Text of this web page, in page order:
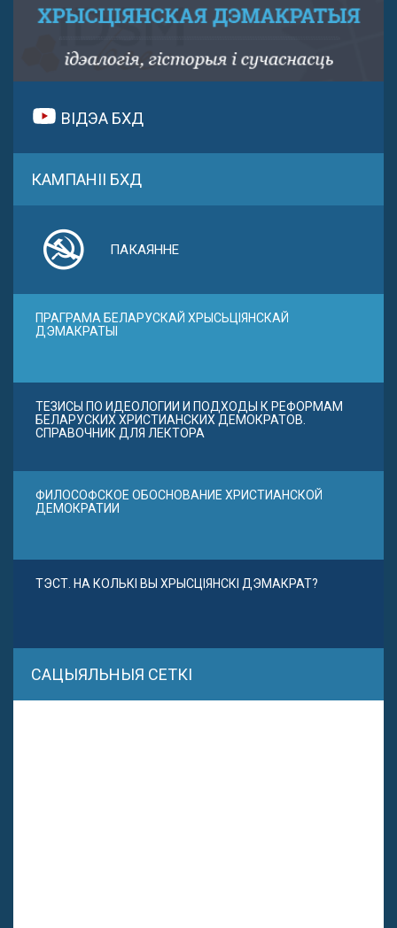
ВІДЭА БХД
КАМПАНІІ БХД
ПАКАЯННЕ
ПРАГРАМА БЕЛАРУСКАЙ ХРЫСЬЦІЯНСКАЙ
ДЭМАКРАТЫІ
ТЕЗИСЫ ПО ИДЕОЛОГИИ И ПОДХОДЫ К РЕФОРМАМ
БЕЛАРУСКИХ ХРИСТИАНСКИХ ДЕМОКРАТОВ.
СПРАВОЧНИК ДЛЯ ЛЕКТОРА
ФИЛОСОФСКОЕ ОБОСНОВАНИЕ ХРИСТИАНСКОЙ
ДЕМОКРАТИИ
ТЭСТ. НА КОЛЬКІ ВЫ ХРЫСЦІЯНСКІ ДЭМАКРАТ?
САЦЫЯЛЬНЫЯ СЕТКІ